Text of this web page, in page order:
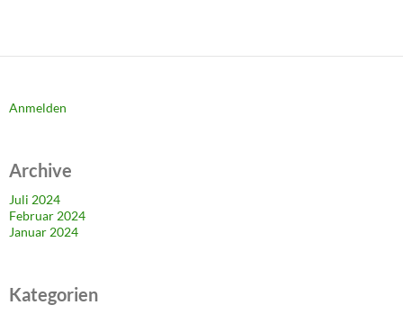
Anmelden
Archive
Juli 2024
Februar 2024
Januar 2024
Kategorien